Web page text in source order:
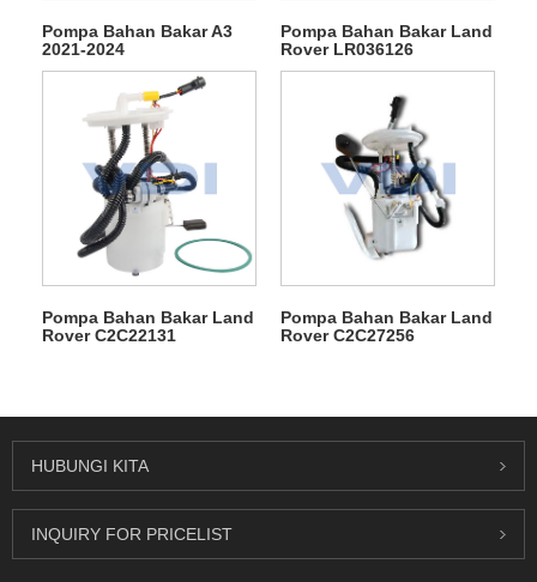
Pompa Bahan Bakar A3
2021-2024
Pompa Bahan Bakar Land
Rover LR036126
Pompa Bahan Bakar Land
Rover C2C22131
Pompa Bahan Bakar Land
Rover C2C27256
HUBUNGI KITA
INQUIRY FOR PRICELIST